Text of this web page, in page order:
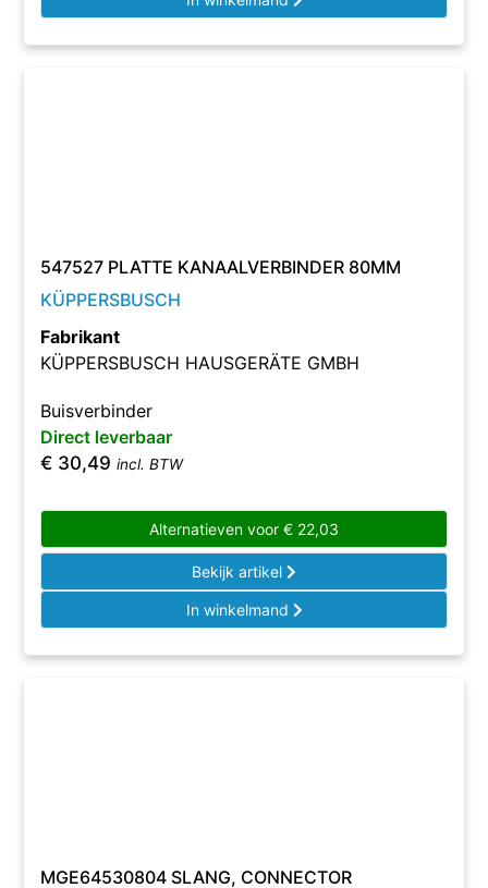
547527 PLATTE KANAALVERBINDER 80MM
KÜPPERSBUSCH
Fabrikant
KÜPPERSBUSCH HAUSGERÄTE GMBH
Buisverbinder
Direct leverbaar
€ 30,49 incl. BTW
Alternatieven voor € 22,03
Bekijk artikel
In winkelmand
MGE64530804 SLANG, CONNECTOR